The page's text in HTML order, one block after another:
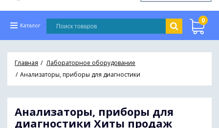
0
Каталог
Главная
Лабораторное оборудование
Анализаторы, приборы для диагностики
Анализаторы, приборы для
диагностики Хиты продаж